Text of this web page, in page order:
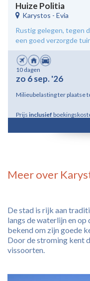
Huize Politia
Karystos - Evia
Rustig gelegen, tegen
een goed verzorgde
10 dagen
zo 6 sep. '26
Milieubelasting ter plaatse
Prijs inclusief
Meer over
De stad is rijk aan
langs de waterlijn en op
bekend om zijn goede
Door de stroming kent
vissoorten.